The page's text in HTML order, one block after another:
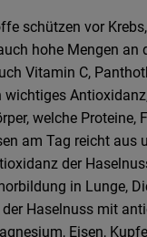
schützen vor
hohe Mengen an
Vitamin C,
welche Proteine,
am Tag reicht
der
in Lunge,
Haselnuss mit
Eisen,